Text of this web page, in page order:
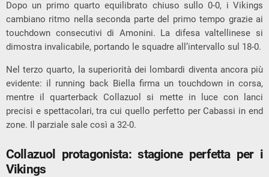
Dopo un primo quarto equilibrato chiuso sullo 0-0, i Vikings
cambiano ritmo nella seconda parte del primo tempo grazie ai
touchdown consecutivi di Amonini. La difesa valtellinese si
dimostra invalicabile, portando le squadre all’intervallo sul 18-0.
Nel terzo quarto, la superiorità dei lombardi diventa ancora più
evidente: il running back Biella firma un touchdown in corsa,
mentre il quarterback Collazuol
si mette in luce con lanci
precisi e spettacolari, tra cui quello perfetto per Cabassi in end
zone. Il parziale sale così a 32-0.
Collazuol protagonista: stagione perfetta per i
Vikings